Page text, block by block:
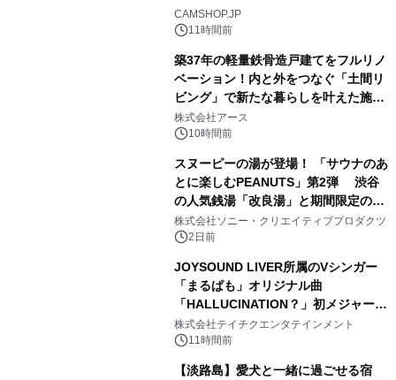
CAMSHOP.JP
11時間前
築37年の軽量鉄骨造戸建てをフルリノ
ベーション！内と外をつなぐ「土間リ
ビング」で新たな暮らしを叶えた施工
事例を株式会社アースが公開
株式会社アース
10時間前
スヌーピーの湯が登場！ 「サウナのあ
とに楽しむPEANUTS」第2弾 渋谷
の人気銭湯「改良湯」と期間限定のコ
ラボレーション サウナイキタイコラ
ボグッズも発売決定！
株式会社ソニー・クリエイティブプロダクツ
2日前
JOYSOUND LIVER所属のVシンガー
「まるぱも」オリジナル曲
「HALLUCINATION？」初メジャー配
信リリース決定！
株式会社テイチクエンタテインメント
11時間前
【淡路島】愛犬と一緒に過ごせる宿